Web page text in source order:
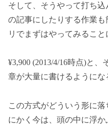
そして、そうやって打ち
の記事にしたりする作業
リでまずはやってみること
¥3,900 (2013/4/16時点)と
章が大量に書けるようにな
この方式がどういう形に
にかく今は、頭の中に浮